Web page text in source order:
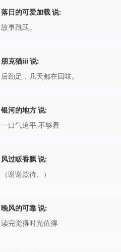
落日的可爱加载 说:
故事跳跃。
朋克猫iii 说:
后劲足，几天都在回味。
银河的地方 说:
一口气追平 不够看
风过畈香飘 说:
（谢谢款待。）
晚风的可靠 说:
读完觉得时光值得